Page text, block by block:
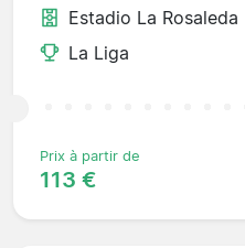
Estadio La Rosaleda
La Liga
Prix à partir de
113 €